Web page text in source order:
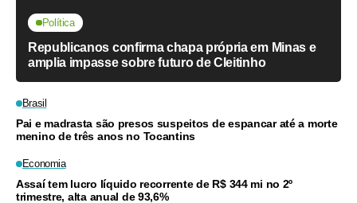
Política
Republicanos confirma chapa própria em Minas e
amplia impasse sobre futuro de Cleitinho
Brasil
Pai e madrasta são presos suspeitos de espancar até a morte
menino de três anos no Tocantins
Economia
Assaí tem lucro líquido recorrente de R$ 344 mi no 2º
trimestre, alta anual de 93,6%